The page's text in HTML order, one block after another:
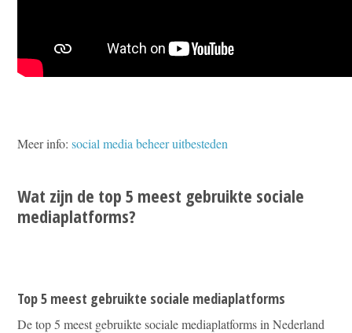
Meer info:social media beheer uitbesteden
Wat zijn de top 5 meest gebruikte sociale
mediaplatforms?
Top 5 meest gebruikte sociale mediaplatforms
De top 5 meest gebruikte sociale mediaplatforms in Nederland